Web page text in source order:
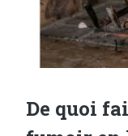
De quoi